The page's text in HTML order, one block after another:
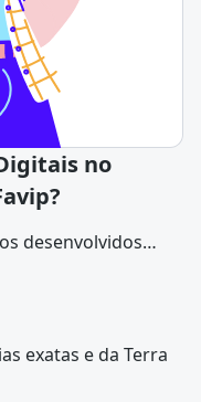
no
desenvolvidos
exatas e da Terra